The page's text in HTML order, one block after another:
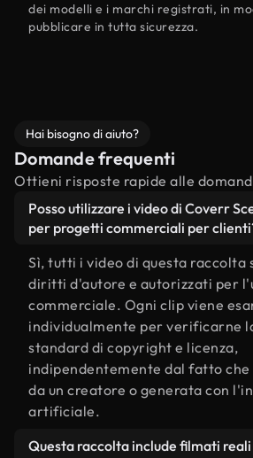
dei modelli e i marchi registrati, in
pubblicare in tutta sicurezza.
Hai bisogno di aiuto?
Domande frequenti
Ottieni risposte rapide alle
Posso utilizzare i video di Coverr
per progetti commerciali per
Sì, tutti i video di questa raccolta
diritti d'autore e autorizzati per
commerciale. Ogni clip viene
individualmente per verificarne
standard di copyright e licenza,
indipendentemente dal fatto
da un creatore o generata con
artificiale.
Questa raccolta include filmati